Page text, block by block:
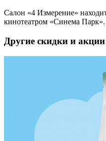
Салон «4 Измерение»
кинотеатром «Синема Парк».
Другие скидки и акции